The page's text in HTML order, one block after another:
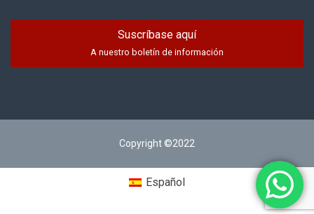
Suscríbase aquí
A nuestro boletín de información
Copyright ©2022
Español